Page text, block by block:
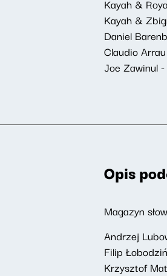
Kayah &
Kayah &
Daniel
Claudio
Joe Zawinul
Opis
Magazyn
Andrzej
Filip
Krzysztof